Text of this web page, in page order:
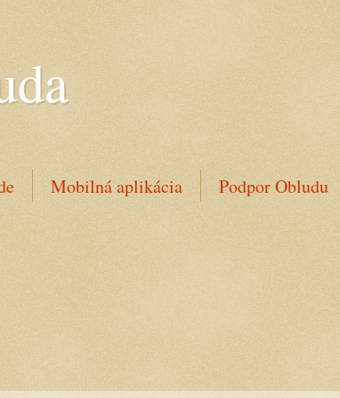
Mobilná aplikácia Podpor Obludu